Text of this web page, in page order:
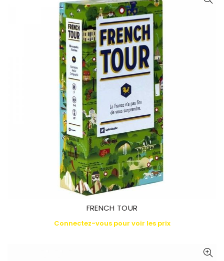
FRENCH TOUR
Connectez-vous pour voir les prix